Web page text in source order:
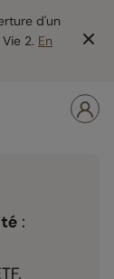
d'un
2. En